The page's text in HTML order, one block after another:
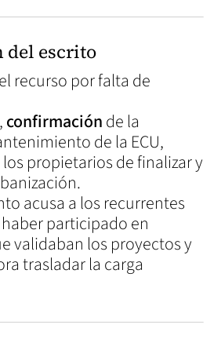
del escrito
recurso por falta de
confirmaciónde la
de la ECU,
propietarios de finalizar y
acusa a los recurrentes
participado en
validaban los proyectos y
trasladar la carga